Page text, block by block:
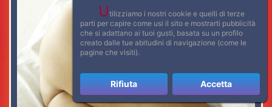
Utilizziamo i nostri cookie e quelli di terze
parti per capire come usi il sito e mostrarti pubblicità
che si adattano ai tuoi gusti, basata su un profilo
creato dalle tue abitudini di navigazione (come le
pagine che visiti).
Rifiuta Accetta